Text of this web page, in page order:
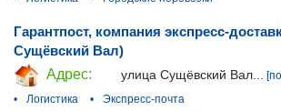
Гарантпост, компания экспресс-
Сущёвский Вал)
Адрес:
улица Сущёвский Вал...
•
Логистика •
Экспресс-почта